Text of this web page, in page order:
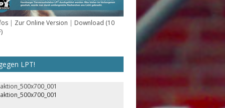
| Zur Online Version | Download (10
LPT!